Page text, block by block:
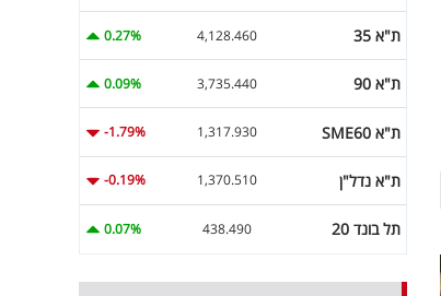
ת"א 35 4,128.460
0.27%
ת"א 90 3,735.440
0.09%
ת"א SME60 1,317.930
-1.79%
ת"א נדל"ן 1,370.510
-0.19%
תל בונד 20 438.490
0.07%